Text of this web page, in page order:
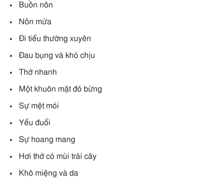
Buồn nôn
Nôn mửa
Đi tiểu thường xuyên
Đau bụng và khó chịu
Thở nhanh
Một khuôn mặt đỏ bừng
Sự mệt mỏi
Yếu đuối
Sự hoang mang
Hơi thở có mùi trái cây
Khô miệng và da